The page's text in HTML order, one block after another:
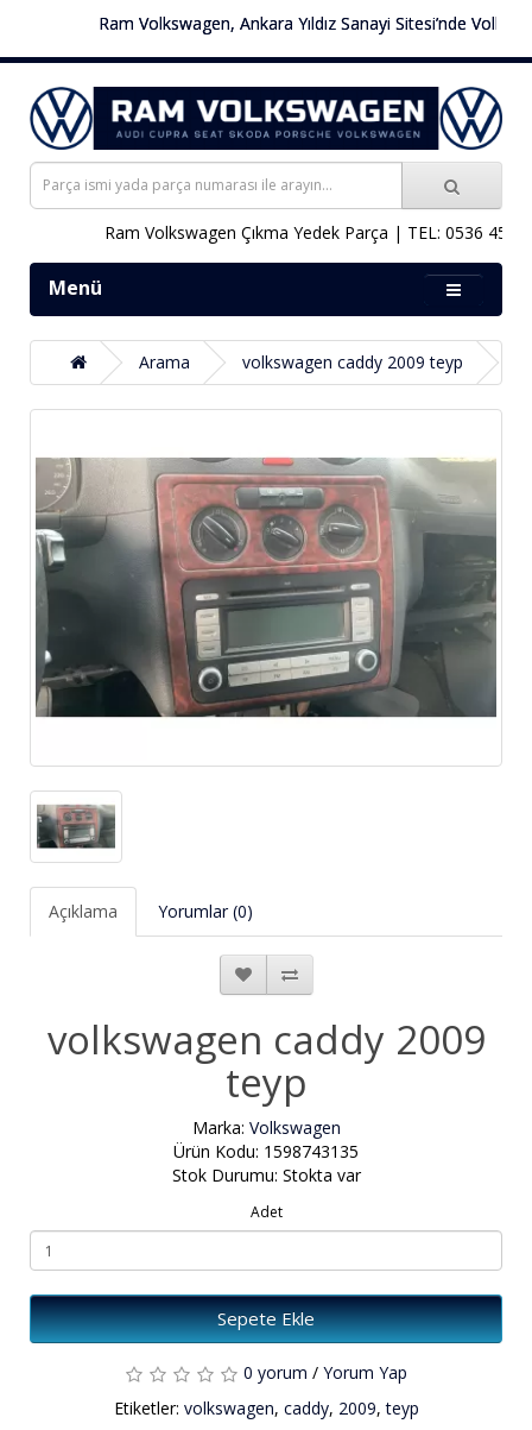
Ram Volkswagen, Ankara Yıldız Sanayi Sitesi’nde
Ram Volkswagen Çıkma Yedek Parça | TEL: 0536 451 78
Menü
Arama volkswagen caddy 2009 teyp
Açıklama Yorumlar (0)
volkswagen caddy 2009
teyp
Marka: Volkswagen
Ürün Kodu: 1598743135
Stok Durumu: Stokta var
Adet
Sepete Ekle
0 yorum / Yorum Yap
Etiketler: volkswagen, caddy, 2009,teyp